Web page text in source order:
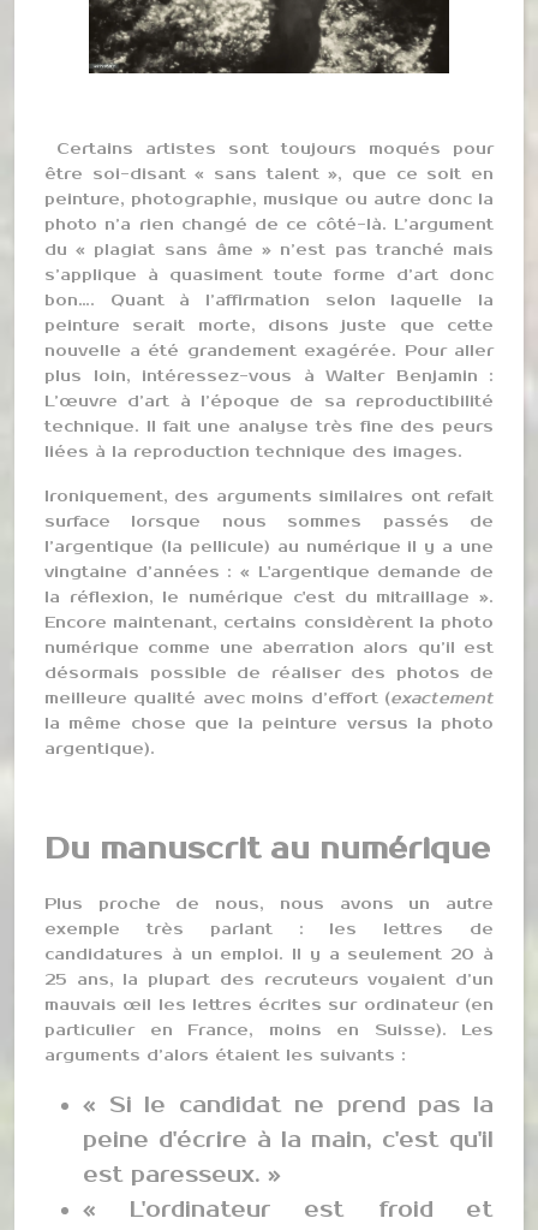
Certains artistes sont toujours moqués pour
être soi-disant « sans talent », que ce soit en
peinture, photographie, musique ou autre donc la
photo n’a rien changé de ce côté-là. L’argument
du « plagiat sans âme » n’est pas tranché mais
s’applique à quasiment toute forme d’art donc
bon…. Quant à l’affirmation selon laquelle la
peinture serait morte, disons juste que cette
nouvelle a été grandement exagérée. Pour aller
plus loin, intéressez-vous à Walter Benjamin :
L’œuvre d’art à l’époque de sa reproductibilité
technique. Il fait une analyse très fine des peurs
liées à la reproduction technique des images.
Ironiquement, des arguments similaires ont refait
surface lorsque nous sommes passés de
l’argentique (la pellicule) au numérique il y a une
vingtaine d’années : « L'argentique demande de
la réflexion, le numérique c'est du mitraillage ».
Encore maintenant, certains considèrent la photo
numérique comme une aberration alors qu’il est
désormais possible de réaliser des photos de
meilleure qualité avec moins d’effort (exactement
la même chose que la peinture versus la photo
argentique).
Du manuscrit au numérique
Plus proche de nous, nous avons un autre
exemple très parlant : les lettres de
candidatures à un emploi. Il y a seulement 20 à
25 ans, la plupart des recruteurs voyaient d’un
mauvais œil les lettres écrites sur ordinateur (en
particulier en France, moins en Suisse). Les
arguments d’alors étaient les suivants :
« Si le candidat ne prend pas la
peine d'écrire à la main, c'est qu'il
est paresseux. »
« L'ordinateur est froid et